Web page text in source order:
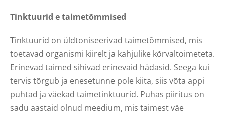
Tinktuurid e taimetõmmised
Tinktuurid on üldtoniseerivad taimetõmmised, mis
toetavad organismi kiirelt ja kahjulike kõrvaltoimeteta.
Erinevad taimed sihivad erinevaid hädasid. Seega kui
tervis tõrgub ja enesetunne pole kiita, siis võta appi
puhtad ja väekad taimetinktuurid. Puhas piiritus on
sadu aastaid olnud meedium, mis taimest väe